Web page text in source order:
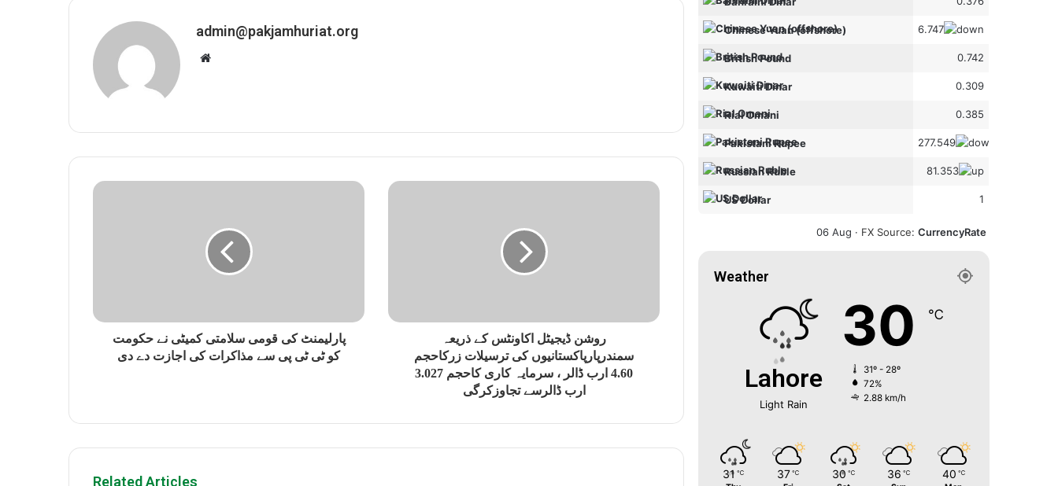
admin@pakjamhuriat.org
i
پارلیمنٹ کی قومی سلامتی کمیٹی نے حکومت
کو ٹی ٹی پی سے مذاکرات کی اجازت دے دی
روشن ڈیجیٹل اکاونٹس کے ذریعہ
سمندرپارپاکستانیوں کی ترسیلات زرکاحجم
4.60 ارب ڈالر ، سرمایہ کاری کاحجم 3.027
ارب ڈالرسے تجاوزکرگی
Related Articles
Chinese Yuan (offshore) 6.747
British Pound 0.742
Kuwaiti Dinar 0.309
Rial Omani 0.385
Pakistani Rupee 277.549
Russian Ruble 81.353
US Dollar 1
06 Aug · FX Source: CurrencyRate
Weather
Lahore
Light Rain
30 ℃
31º - 28º
72%
2.88 km/h
31 ℃ 37 ℃ 30 ℃ 36 ℃ 40 ℃